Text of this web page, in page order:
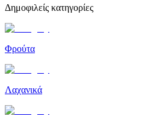
Δημοφιλείς κατηγορίες
Φρούτα
Λαχανικά